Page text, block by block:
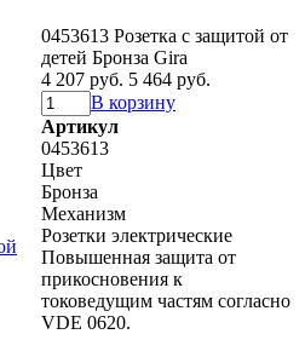
0453613 Розетка с защитой от
детей Бронза Gira
4 207 руб. 5 464 руб.
В корзину
Артикул
0453613
Цвет
Бронза
Механизм
Розетки электрические
Повышенная защита от
прикосновения к
токоведущим частям согласно
VDE 0620.